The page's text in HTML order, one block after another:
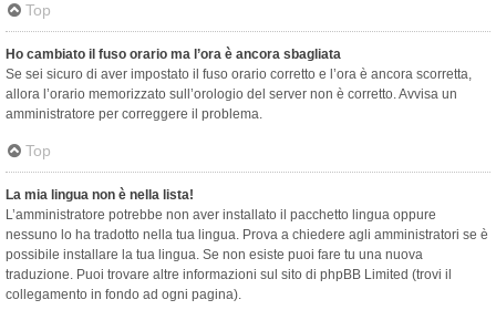
Top
Ho cambiato il fuso orario ma l’ora è ancora sbagliata
Se sei sicuro di aver impostato il fuso orario corretto e l’ora è ancora scorretta,
allora l’orario memorizzato sull’orologio del server non è corretto. Avvisa un
amministratore per correggere il problema.
Top
La mia lingua non è nella lista!
L’amministratore potrebbe non aver installato il pacchetto lingua oppure
nessuno lo ha tradotto nella tua lingua. Prova a chiedere agli amministratori se è
possibile installare la tua lingua. Se non esiste puoi fare tu una nuova
traduzione. Puoi trovare altre informazioni sul sito di phpBB Limited (trovi il
collegamento in fondo ad ogni pagina).